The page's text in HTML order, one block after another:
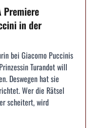
Premiere
in der
bei Giacomo Puccinis
Turandot will
Deswegen hat sie
Wer die Rätsel
scheitert, wird